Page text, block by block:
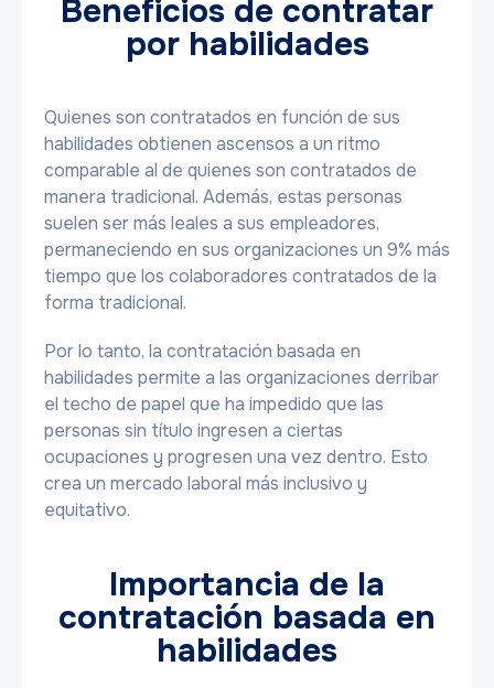
Beneficios de contratar
por habilidades
Quienes son contratados en función de sus
habilidades obtienen ascensos a un ritmo
comparable al de quienes son contratados de
manera tradicional. Además, estas personas
suelen ser más leales a sus empleadores,
permaneciendo en sus organizaciones un 9% más
tiempo que los colaboradores contratados de la
forma tradicional.
Por lo tanto, la contratación basada en
habilidades permite a las organizaciones derribar
el techo de papel que ha impedido que las
personas sin título ingresen a ciertas
ocupaciones y progresen una vez dentro. Esto
crea un mercado laboral más inclusivo y
equitativo.
Importancia de la
contratación basada en
habilidades